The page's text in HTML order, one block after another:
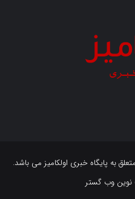
سایت متعلق به پایگاه خبری اولکامیز می باشد.
وب گستر